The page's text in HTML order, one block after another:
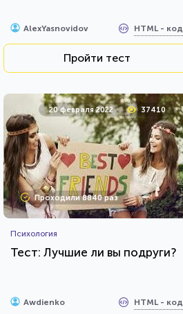
AlexYasnovidov HTML - код
Пройти тест
20 февраля 2022 37410
Проходили 8840 раз
Психология
Тест: Лучшие ли вы подруги?
Awdienko HTML - код